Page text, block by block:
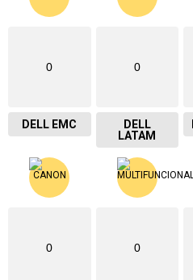
0
DELL EMC
0
DELL
LATAM
0 0